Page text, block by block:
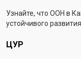
Узнайте, что ООН в
устойчивого развития.
ЦУР